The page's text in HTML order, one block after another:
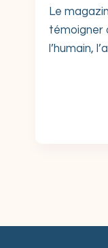
Le
témoigner
l’humain,